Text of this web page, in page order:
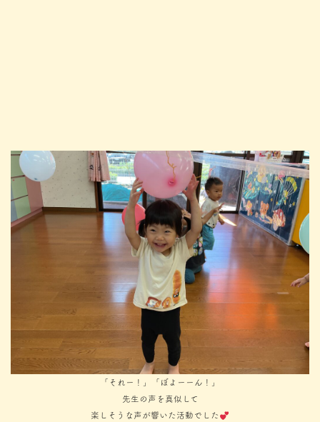
「それー！」「ぼよーーん！」
先生の声を真似して
楽しそうな声が響いた活動でした